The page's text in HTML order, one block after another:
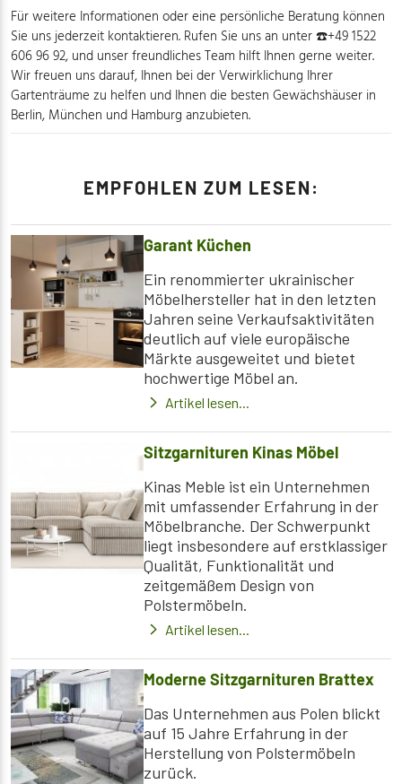
Für weitere Informationen oder eine persönliche Beratung können
Sie uns jederzeit kontaktieren. Rufen Sie uns an unter ☎️+49 1522
606 96 92, und unser freundliches Team hilft Ihnen gerne weiter.
Wir freuen uns darauf, Ihnen bei der Verwirklichung Ihrer
Gartenträume zu helfen und Ihnen die besten Gewächshäuser in
Berlin, München und Hamburg anzubieten.
EMPFOHLEN ZUM LESEN:
Garant Küchen
Ein renommierter ukrainischer
Möbelhersteller hat in den letzten
Jahren seine Verkaufsaktivitäten
deutlich auf viele europäische
Märkte ausgeweitet und bietet
hochwertige Möbel an.
Artikel lesen...
Sitzgarnituren Kinas Möbel
Kinas Meble ist ein Unternehmen
mit umfassender Erfahrung in der
Möbelbranche. Der Schwerpunkt
liegt insbesondere auf erstklassiger
Qualität, Funktionalität und
zeitgemäßem Design von
Polstermöbeln.
Artikel lesen...
Moderne Sitzgarnituren Brattex
Das Unternehmen aus Polen blickt
auf 15 Jahre Erfahrung in der
Herstellung von Polstermöbeln
zurück.